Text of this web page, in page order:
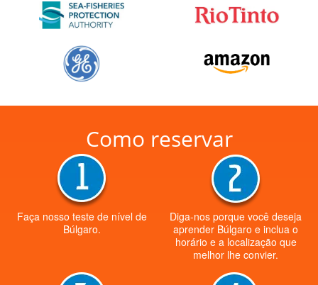
Como reservar
Faça nosso teste de nível de
Búlgaro.
Diga-nos porque você deseja
aprender Búlgaro e inclua o
horário e a localização que
melhor lhe convier.